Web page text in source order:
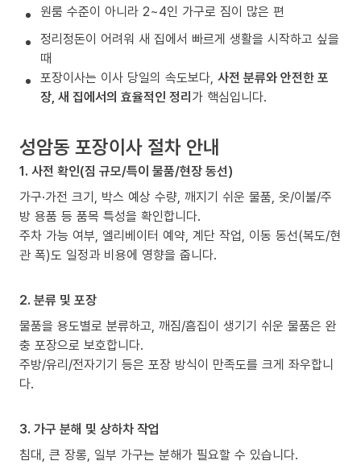
원룸 수준이 아니라 2~4인 가구로 짐이 많은 편
정리정돈이 어려워 새 집에서 빠르게 생활을 시작하고 싶을
때
포장이사는 이사 당일의 속도보다, 사전 분류와 안전한 포
장, 새 집에서의 효율적인 정리가 핵심입니다.
성암동 포장이사 절차 안내
1. 사전 확인(짐 규모/특이 물품/현장 동선)
가구·가전 크기, 박스 예상 수량, 깨지기 쉬운 물품, 옷/이불/주
방 용품 등 품목 특성을 확인합니다.
주차 가능 여부, 엘리베이터 예약, 계단 작업, 이동 동선(복도/현
관 폭)도 일정과 비용에 영향을 줍니다.
2. 분류 및 포장
물품을 용도별로 분류하고, 깨짐/흠집이 생기기 쉬운 물품은 완
충 포장으로 보호합니다.
주방/유리/전자기기 등은 포장 방식이 만족도를 크게 좌우합니
다.
3. 가구 분해 및 상하차 작업
침대, 큰 장롱, 일부 가구는 분해가 필요할 수 있습니다.